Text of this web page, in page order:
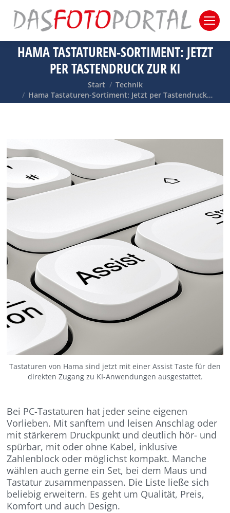
HAMA TASTATUREN-SORTIMENT: JETZT
PER TASTENDRUCK ZUR KI
Sie befinden sich hier:
Start
Technik
Hama Tastaturen-Sortiment: Jetzt per Tastendruck…
Tastaturen von Hama sind jetzt mit einer Assist Taste für den
direkten Zugang zu KI-Anwendungen ausgestattet.
Bei PC-Tastaturen hat jeder seine eigenen
Vorlieben. Mit sanftem und leisen Anschlag oder
mit stärkerem Druckpunkt und deutlich hör- und
spürbar, mit oder ohne Kabel, inklusive
Zahlenblock oder möglichst kompakt. Manche
wählen auch gerne ein Set, bei dem Maus und
Tastatur zusammenpassen. Die Liste ließe sich
beliebig erweitern. Es geht um Qualität, Preis,
Komfort und auch Design.